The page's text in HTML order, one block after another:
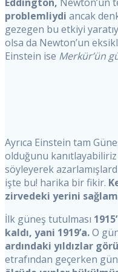
problemliydi ancak
gezegen bu etkiyi
olsa da Newton’un
Einstein ise Merkür’ün
Ayrıca Einstein tam
olduğunu kanıtlayabiliriz
söyleyerek
işte bu! harika bir fikir.
zirvedeki yerini
İlk güneş tutulması
kaldı, yani 1919’a.O
ardındaki yıldızlar
etrafından geçerken